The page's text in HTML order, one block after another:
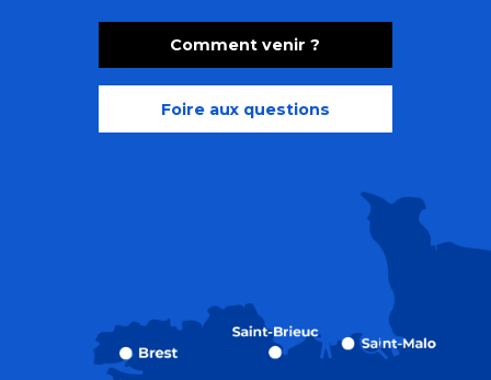
Comment venir ?
Foire aux questions